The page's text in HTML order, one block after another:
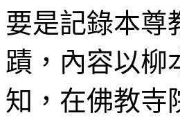
要是記錄本尊
蹟，內容以柳
知，在佛教寺